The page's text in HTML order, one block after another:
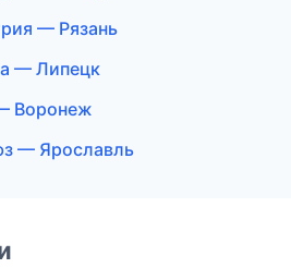
— Рязань
— Липецк
Воронеж
— Ярославль